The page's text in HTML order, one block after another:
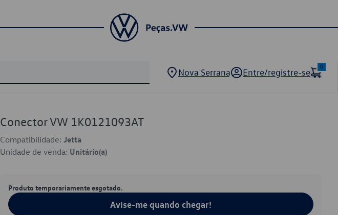
Nova Serrana Entre/registre-se
0
Conector VW 1K0121093AT
Compatibilidade: Jetta
Unidade de venda: Unitário(a)
Produto temporariamente esgotado.
Avise-me quando chegar!